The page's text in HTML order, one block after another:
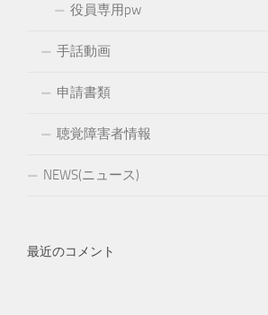
役員専用pw
手話動画
申請書類
聴覚障害者情報
NEWS(ニュース)
最近のコメント